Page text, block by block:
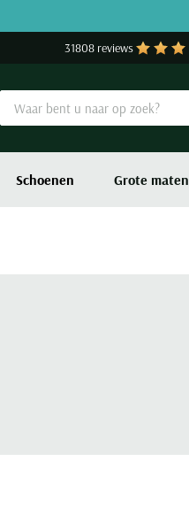
31808 reviews
Schoenen Grote maten